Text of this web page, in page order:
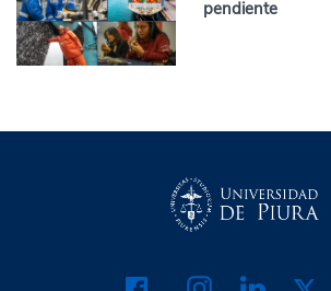
pendiente